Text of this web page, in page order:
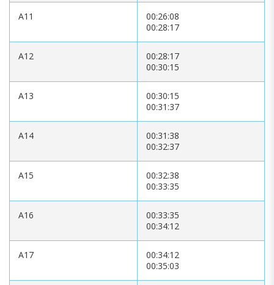
A11
00:26:08
00:28:17
A12
00:28:17
00:30:15
A13
00:30:15
00:31:37
A14
00:31:38
00:32:37
A15
00:32:38
00:33:35
A16
00:33:35
00:34:12
A17
00:34:12
00:35:03